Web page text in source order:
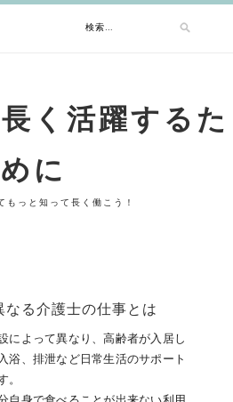
く活躍するた
めに
もっと知って長く働こう！
なる介護士の仕事とは
によって異なり、高齢者が入居し
浴、排泄など日常生活のサポート
。